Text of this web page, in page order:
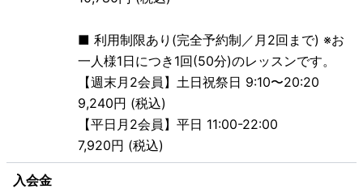
■ 利用制限あり(完全予約制／月2回まで) ※お
一人様1日につき1回(50分)のレッスンです。
【週末月2会員】土日祝祭日 9:10〜20:20
9,240円 (税込)
【平日月2会員】平日 11:00-22:00
7,920円 (税込)
入会金